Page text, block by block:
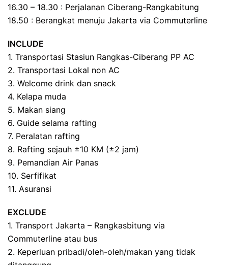
16.30 – 18.30 : Perjalanan Ciberang-Rangkabitung
18.50 : Berangkat menuju Jakarta via Commuterline
INCLUDE
1. Transportasi Stasiun Rangkas-Ciberang PP AC
2. Transportasi Lokal non AC
3. Welcome drink dan snack
4. Kelapa muda
5. Makan siang
6. Guide selama rafting
7. Peralatan rafting
8. Rafting sejauh ±10 KM (±2 jam)
9. Pemandian Air Panas
10. Serfifikat
11. Asuransi
EXCLUDE
1. Transport Jakarta – Rangkasbitung via
Commuterline atau bus
2. Keperluan pribadi/oleh-oleh/makan yang tidak